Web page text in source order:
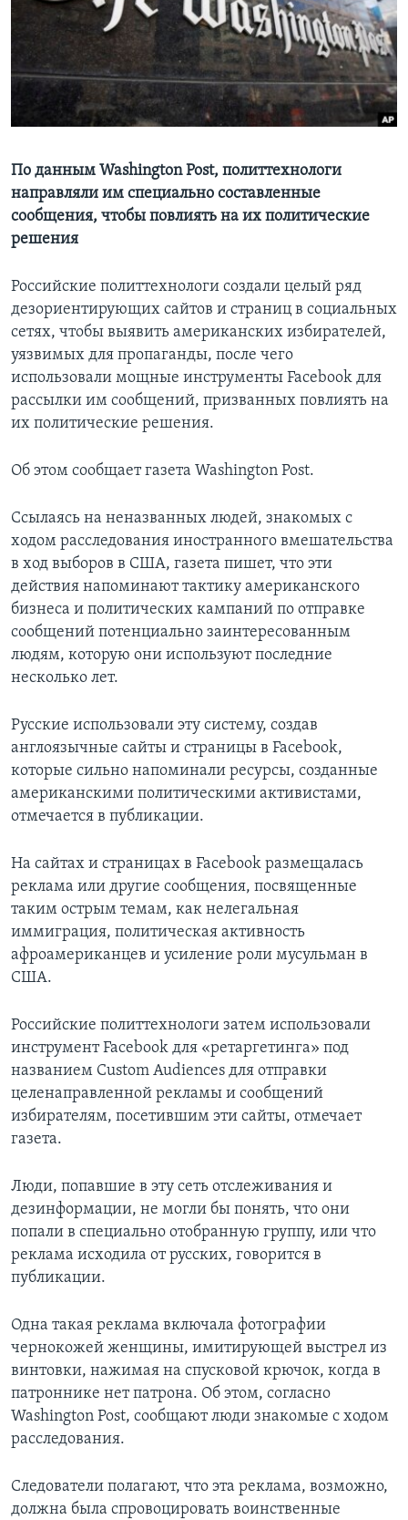
Learning English
СОЦИАЛЬНЫЕ СЕТИ
Языки
По данным Washington Post, политтехнологи
направляли им специально составленные
сообщения, чтобы повлиять на их политические
решения
Российские политтехнологи создали целый ряд
дезориентирующих сайтов и страниц в социальных
сетях, чтобы выявить американских избирателей,
уязвимых для пропаганды, после чего
использовали мощные инструменты Facebook для
рассылки им сообщений, призванных повлиять на
их политические решения.
Об этом сообщает газета Washington Post.
Ссылаясь на неназванных людей, знакомых с
ходом расследования иностранного вмешательства
в ход выборов в США, газета пишет, что эти
действия напоминают тактику американского
бизнеса и политических кампаний по отправке
сообщений потенциально заинтересованным
людям, которую они используют последние
несколько лет.
Русские использовали эту систему, создав
англоязычные сайты и страницы в Facebook,
которые сильно напоминали ресурсы, созданные
американскими политическими активистами,
отмечается в публикации.
На сайтах и страницах в Facebook размещалась
реклама или другие сообщения, посвященные
таким острым темам, как нелегальная
иммиграция, политическая активность
афроамериканцев и усиление роли мусульман в
США.
Российские политтехнологи затем использовали
инструмент Facebook для «ретаргетинга» под
названием Custom Audiences для отправки
целенаправленной рекламы и сообщений
избирателям, посетившим эти сайты, отмечает
газета.
Люди, попавшие в эту сеть отслеживания и
дезинформации, не могли бы понять, что они
попали в специально отобранную группу, или что
реклама исходила от русских, говорится в
публикации.
Одна такая реклама включала фотографии
чернокожей женщины, имитирующей выстрел из
винтовки, нажимая на спусковой крючок, когда в
патроннике нет патрона. Об этом, согласно
Washington Post, сообщают люди знакомые с ходом
расследования.
Следователи полагают, что эта реклама, возможно,
должна была спровоцировать воинственные